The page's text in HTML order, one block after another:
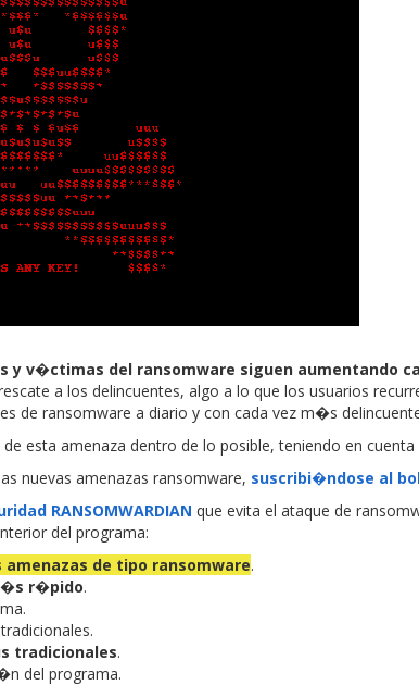
y v�ctimas del ransomware siguen aumentando
a los delincuentes, algo a lo que los usuarios
de ransomware a diario y con cada vez m�s
esta amenaza dentro de lo posible, teniendo en cuenta
nuevas amenazas ransomware, suscribi�ndose al
RANSOMWARDIAN que evita el ataque de
del programa:
de tipo ransomware.
r�pido.
tradicionales.
del programa.